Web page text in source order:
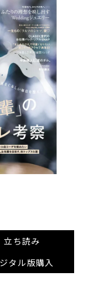
立ち読み
タル版購入